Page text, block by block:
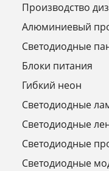
Производство
Алюминиевый
Светодиодные
Блоки питания
Гибкий неон
Светодиодные
Светодиодные
Светодиодные
Светодиодные